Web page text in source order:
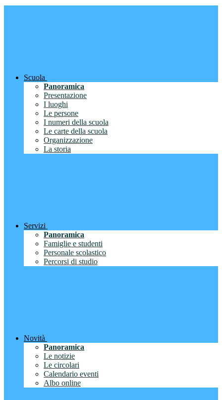
Scuola
Panoramica
Presentazione
I luoghi
Le persone
I numeri della scuola
Le carte della scuola
Organizzazione
La storia
Servizi
Panoramica
Famiglie e studenti
Personale scolastico
Percorsi di studio
Novità
Panoramica
Le notizie
Le circolari
Calendario eventi
Albo online